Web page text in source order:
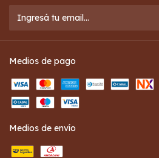
Medios de pago
Medios de envío